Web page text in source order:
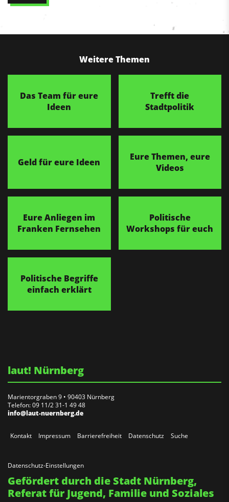
Weitere Themen
Das Team für eure
Ideen
Trefft die
Stadtpolitik
Geld für eure Ideen
Eure Themen, eure
Videos
Eure Anliegen im
Franken Fernsehen
Politische
Workshops für euch
Politische Begriffe
einfach erklärt
laut! Nürnberg
Marientorgraben 9 • 90403 Nürnberg
Telefon: 09 11/2 31-1 49 48
info@laut-nuernberg.de
Kontakt Impressum Barrierefreiheit Datenschutz Suche
Datenschutz-Einstellungen
Gefördert durch die Stadt Nürnberg,
Referat für Jugend, Familie und Soziales